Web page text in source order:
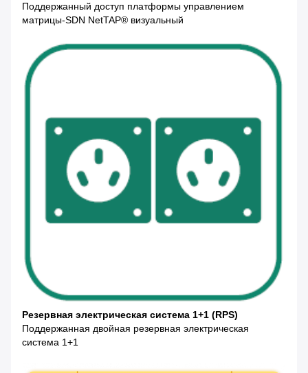
Поддержанный доступ платформы управлением
матрицы-SDN NetTAP® визуальный
Резервная электрическая система 1+1 (RPS)
Поддержанная двойная резервная электрическая
система 1+1